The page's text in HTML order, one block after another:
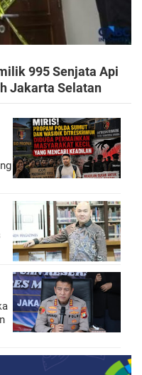
995 Senjata Api
Jakarta Selatan